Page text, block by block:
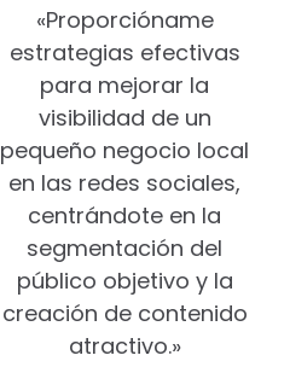
«Proporcióname
estrategias efectivas
para mejorar la
visibilidad de un
pequeño negocio local
en las redes sociales,
centrándote en la
segmentación del
público objetivo y la
creación de contenido
atractivo.»